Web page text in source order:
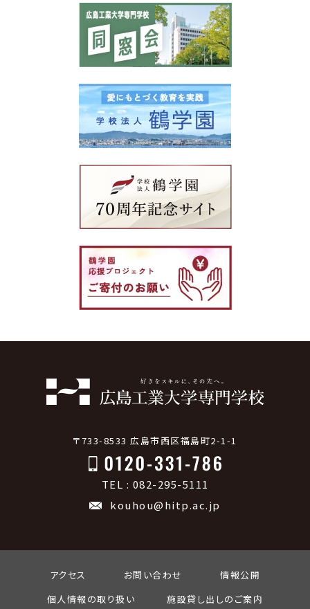
〒733-8533 広島市西区福島町2-1-1
TEL : 082-295-5111
kouhou@hitp.ac.jp
アクセス お問い合わせ
情報公開
個人情報の取り扱い
施設貸し出しのご案内